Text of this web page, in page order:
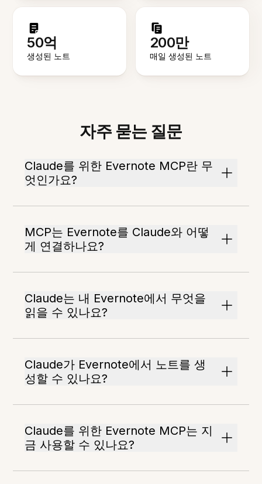
50억
생성된 노트
200만
매일 생성된 노트
자주 묻는 질문
Claude를 위한 Evernote MCP란 무
엇인가요?
MCP는 Evernote를 Claude와 어떻
게 연결하나요?
Claude는 내 Evernote에서 무엇을
읽을 수 있나요?
Claude가 Evernote에서 노트를 생
성할 수 있나요?
Claude를 위한 Evernote MCP는 지
금 사용할 수 있나요?